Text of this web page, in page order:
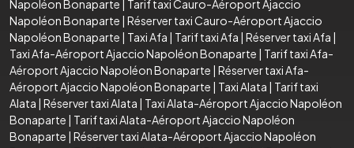
Napoléon Bonaparte | Tarif taxi Cauro-Aéroport Ajaccio
Napoléon Bonaparte | Réserver taxi Cauro-Aéroport Ajaccio
Napoléon Bonaparte | Taxi Afa | Tarif taxi Afa | Réserver taxi Afa |
Taxi Afa-Aéroport Ajaccio Napoléon Bonaparte | Tarif taxi Afa-
Aéroport Ajaccio Napoléon Bonaparte | Réserver taxi Afa-
Aéroport Ajaccio Napoléon Bonaparte | Taxi Alata | Tarif taxi
Alata | Réserver taxi Alata | Taxi Alata-Aéroport Ajaccio Napoléon
Bonaparte | Tarif taxi Alata-Aéroport Ajaccio Napoléon
Bonaparte | Réserver taxi Alata-Aéroport Ajaccio Napoléon